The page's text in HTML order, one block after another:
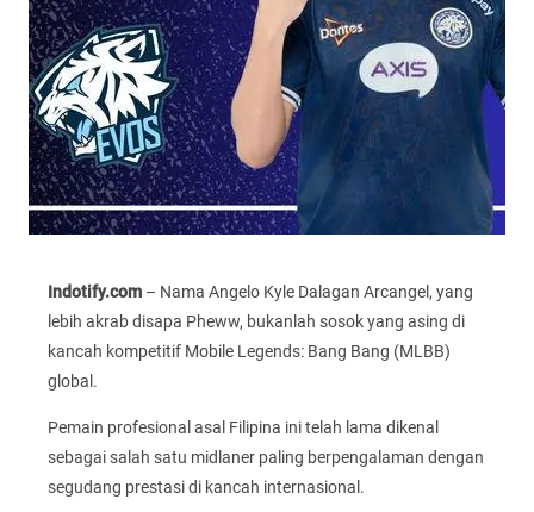
Indotify.com – Nama Angelo Kyle Dalagan Arcangel, yang
lebih akrab disapa Pheww, bukanlah sosok yang asing di
kancah kompetitif Mobile Legends: Bang Bang (MLBB)
global.
Pemain profesional asal Filipina ini telah lama dikenal
sebagai salah satu midlaner paling berpengalaman dengan
segudang prestasi di kancah internasional.